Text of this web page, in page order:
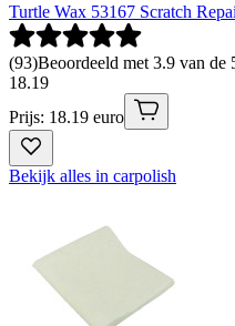
Turtle Wax 53167 Scratch
(93)Beoordeeld met 3.9 van de
18.19
Prijs: 18.19 euro
Bekijk alles in carpolish